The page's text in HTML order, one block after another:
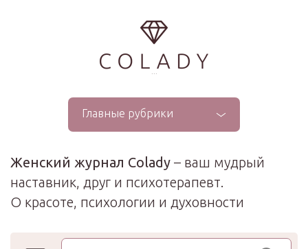
...
Главные рубрики
Женский журнал Colady – ваш мудрый
наставник, друг и психотерапевт.
О красоте, психологии и духовности
Поиск по сайту